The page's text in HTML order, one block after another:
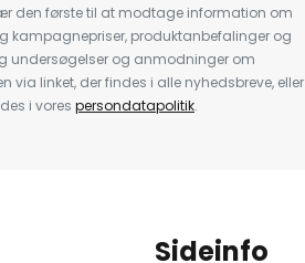
den første til at modtage information om
kampagnepriser, produktanbefalinger og
undersøgelser og anmodninger om
linket, der findes i alle nyhedsbreve, eller
i vores persondatapolitik.
Sideinfo